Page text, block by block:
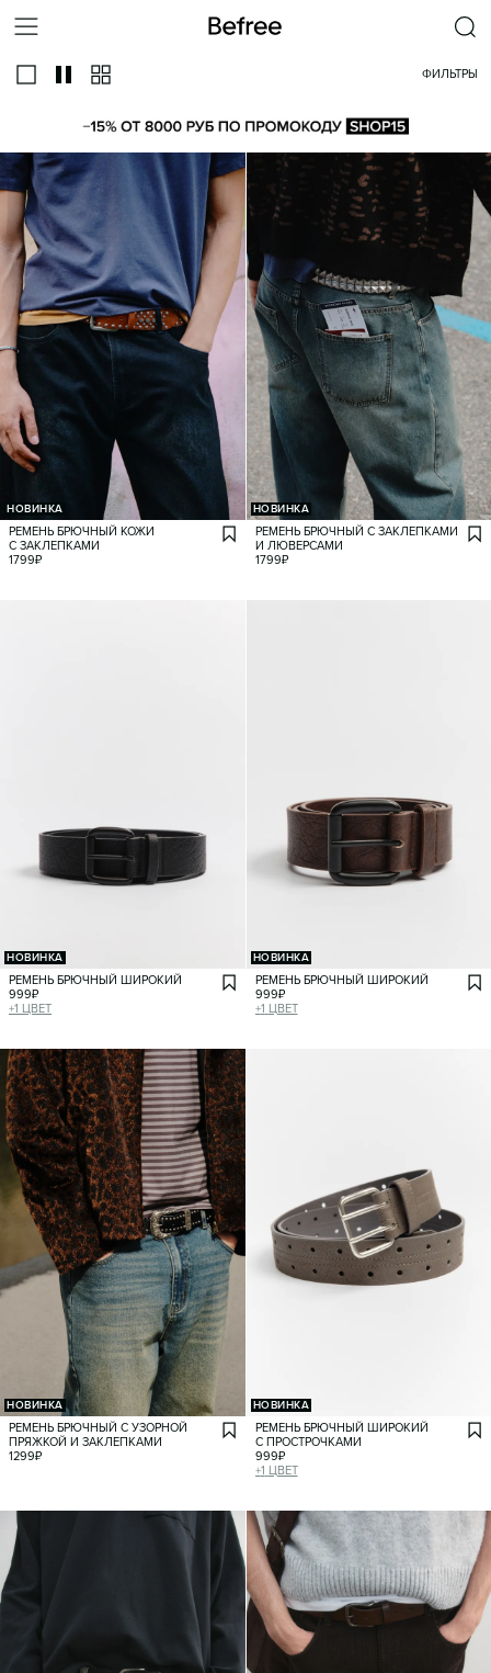
ФИЛЬТРЫ
НОВИНКА
РЕМЕНЬ БРЮЧНЫЙ КОЖИ
С ЗАКЛЕПКАМИ
1799₽
НОВИНКА
РЕМЕНЬ БРЮЧНЫЙ С ЗАКЛЕПКАМИ
И ЛЮВЕРСАМИ
1799₽
НОВИНКА
РЕМЕНЬ БРЮЧНЫЙ ШИРОКИЙ
999₽
+1 ЦВЕТ
НОВИНКА
РЕМЕНЬ БРЮЧНЫЙ ШИРОКИЙ
999₽
+1 ЦВЕТ
НОВИНКА
РЕМЕНЬ БРЮЧНЫЙ С УЗОРНОЙ
ПРЯЖКОЙ И ЗАКЛЕПКАМИ
1299₽
НОВИНКА
РЕМЕНЬ БРЮЧНЫЙ ШИРОКИЙ
С ПРОСТРОЧКАМИ
999₽
+1 ЦВЕТ